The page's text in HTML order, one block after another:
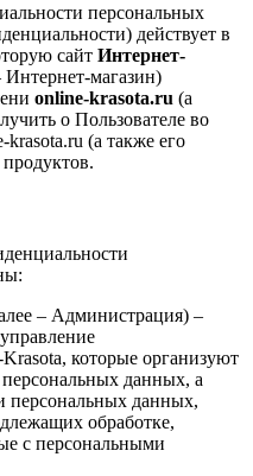
персональных
действует в
сайт Интернет-
Интернет-магазин)
online-krasota.ru (а
о Пользователе во
krasota.ru (а также его
– Администрация) –
которые организуют
данных, а
персональных данных,
обработке,
с персональными